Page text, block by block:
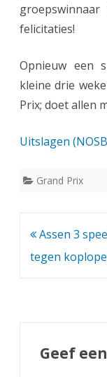
felicitaties!
Opnieuw een
kleine drie
Prix; doet allen
Uitslagen
Grand Prix
Bericht
navigatie
Assen 3
tegen
Geef